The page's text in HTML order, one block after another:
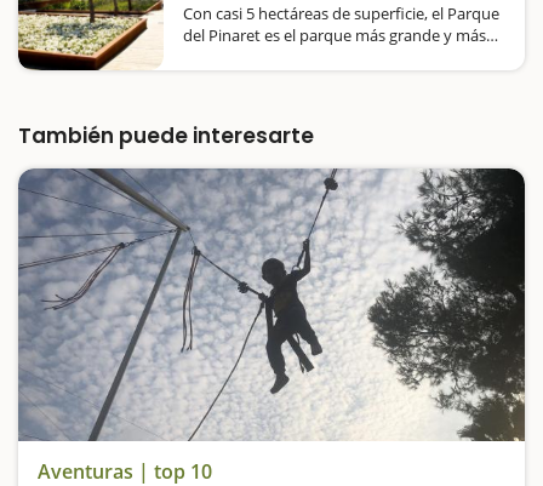
Con casi 5 hectáreas de superficie, el Parque
del Pinaret es el parque más grande y más
También puede interesarte
Aventuras | top 10